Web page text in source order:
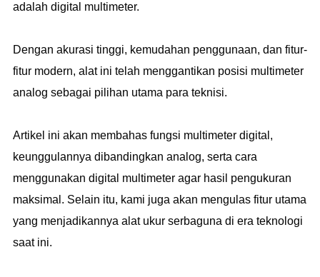
adalah digital multimeter.
Dengan akurasi tinggi, kemudahan penggunaan, dan fitur-
fitur modern, alat ini telah menggantikan posisi multimeter
analog sebagai pilihan utama para teknisi.
Artikel ini akan membahas fungsi multimeter digital,
keunggulannya dibandingkan analog, serta cara
menggunakan digital multimeter agar hasil pengukuran
maksimal. Selain itu, kami juga akan mengulas fitur utama
yang menjadikannya alat ukur serbaguna di era teknologi
saat ini.